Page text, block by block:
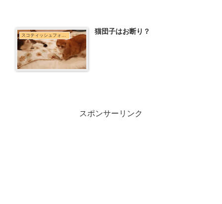
スコティッシュフォールド 猫団子はお断り？
スポンサーリンク